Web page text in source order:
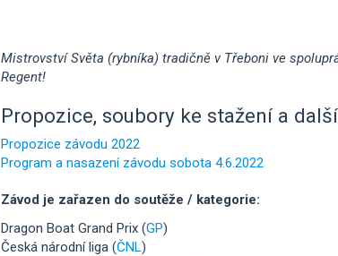
Mistrovství Světa (rybníka) tradičně v Třeboni ve
Regent!
Propozice, soubory ke stažení a
Propozice závodu 2022
Program a nasazení závodu sobota 4.6.2022
Závod je zařazen do soutěže / kategorie:
Dragon Boat Grand Prix (GP)
Česká národní liga (ČNL)